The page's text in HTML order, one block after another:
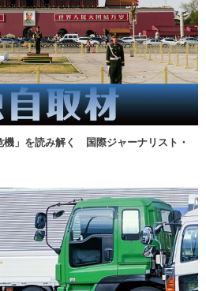
機」を読み解く 国際ジャーナリスト・